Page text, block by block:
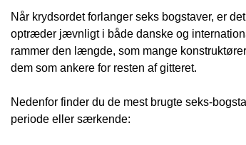
Når krydsordet forlanger seks bogstaver, er
optræder jævnligt i både danske og
rammer den længde, som mange
dem som ankere for resten af gitteret.
Nedenfor finder du de mest brugte seks-
periode eller særkende: